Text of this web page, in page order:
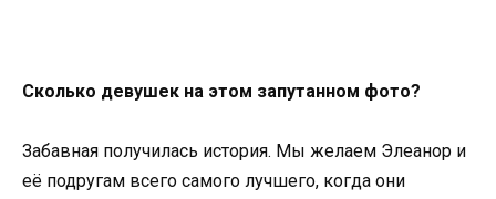
Сколько девушек на этом запутанном фото?
Забавная получилась история. Мы желаем Элеанор и
её подругам всего самого лучшего, когда они